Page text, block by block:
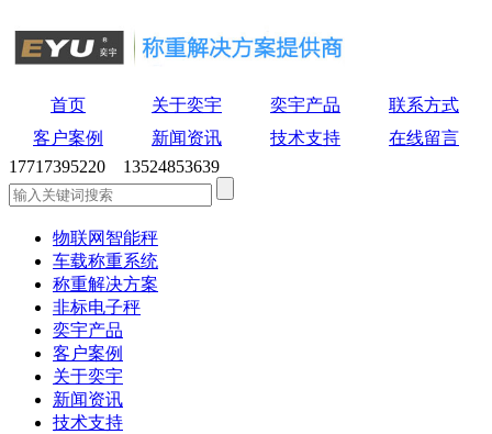
首页 关于奕宇 奕宇产品
联系方式
客户案例
新闻资讯 技术支持
在线留言
17717395220 13524853639
物联网智能秤
车载称重系统
称重解决方案
非标电子秤
奕宇产品
客户案例
关于奕宇
新闻资讯
技术支持